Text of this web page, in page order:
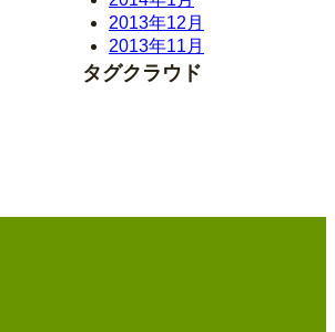
2013年12月
2013年11月
タグクラウド